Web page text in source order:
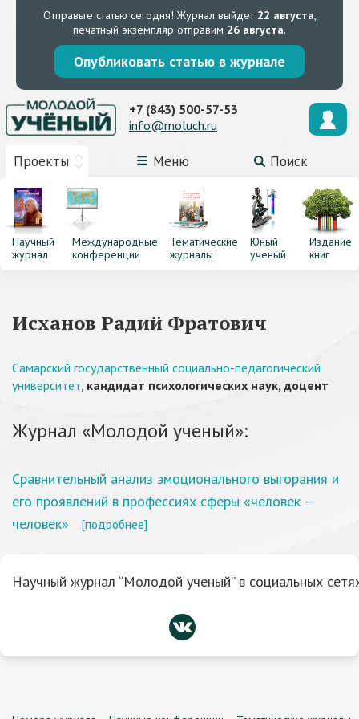
Отправьте статью сегодня! Журнал выйдет 22 августа,
печатный экземпляр отправим 26 августа.
Опубликовать статью в журнале
Проекты Меню Поиск
+7 (843) 500-57-53
info@moluch.ru
Научный
журнал
Международные
конференции
Тематические
журналы
Юный
ученый
Издание
книг
Исханов Радий Фратович
Самарский государственный социально-педагогический
университет, кандидат психологических наук, доцент
Журнал «Молодой ученый»:
Сравнительный анализ эмоционального выгорания и
его проявлений в профессиях сферы «человек —
человек»
[подробнее]
Научный журнал “Молодой ученый” в социальных